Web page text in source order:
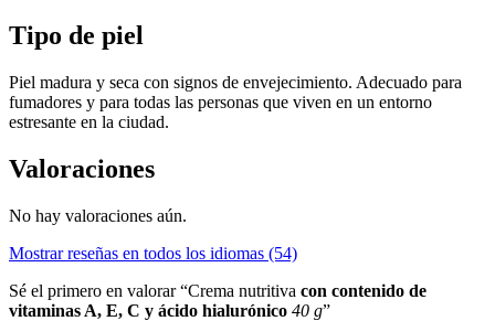
Tipo de piel
Piel madura y seca con signos de envejecimiento. Adecuado para
fumadores y para todas las personas que viven en un entorno
estresante en la ciudad.
Valoraciones
No hay valoraciones aún.
Mostrar reseñas en todos los idiomas (54)
Sé el primero en valorar “Crema nutritiva con contenido de
vitaminas A, E, C y ácido hialurónico 40 g”